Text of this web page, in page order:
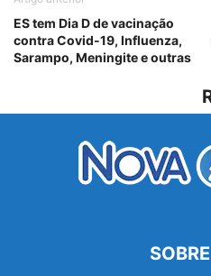
ES tem Dia D de vacinação
contra Covid-19, Influenza,
Sarampo, Meningite e outras